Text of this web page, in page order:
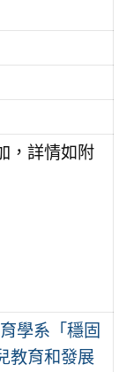
，詳情如附
學系「穩固
教育和發展